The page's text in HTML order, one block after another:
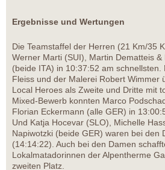
Ergebnisse und Wertungen
Die Teamstaffel der Herren (21 Km/35
Werner Marti (SUI), Martin Dematteis
(beide ITA) in 10:37:52 am schnellsten.
Fleiss und der Malerei Robert Wimmer
Local Heroes als Zweite und Dritte mit
Mixed-Bewerb konnten Marco
Florian Eckermann (alle GER) in
Und Katja Hocevar (SLO), Michelle
Napiwotzki (beide GER) waren bei den
(14:14:22). Auch bei den Damen
Lokalmatadorinnen der Alpentherme
zweiten Platz.